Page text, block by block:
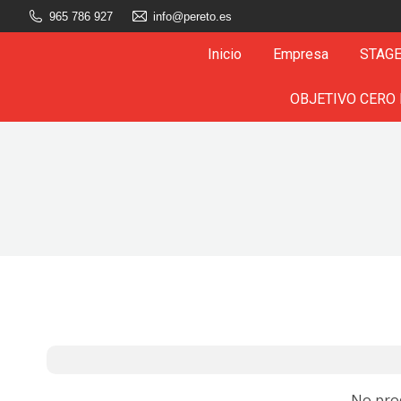
965 786 927 info@pereto.es
Inicio Empresa
OBJETIVO